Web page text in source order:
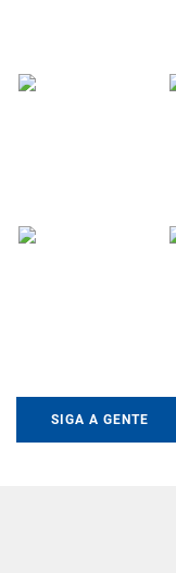
SIGA A GENTE